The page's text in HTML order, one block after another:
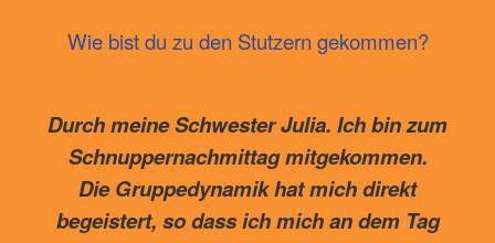
Wie bist du zu den Stutzern gekommen?
Durch meine Schwester Julia. Ich bin zum
Schnuppernachmittag mitgekommen.
Die Gruppedynamik hat mich direkt
begeistert, so dass ich mich an dem Tag